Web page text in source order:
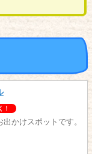
！
かけスポットです。